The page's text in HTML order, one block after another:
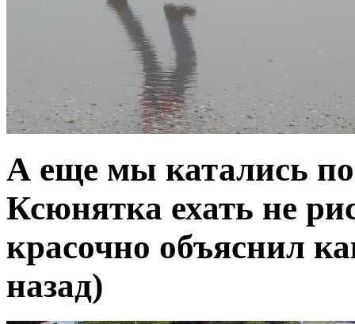
А еще мы катались
Ксюнятка ехать не
красочно объяснил
назад)